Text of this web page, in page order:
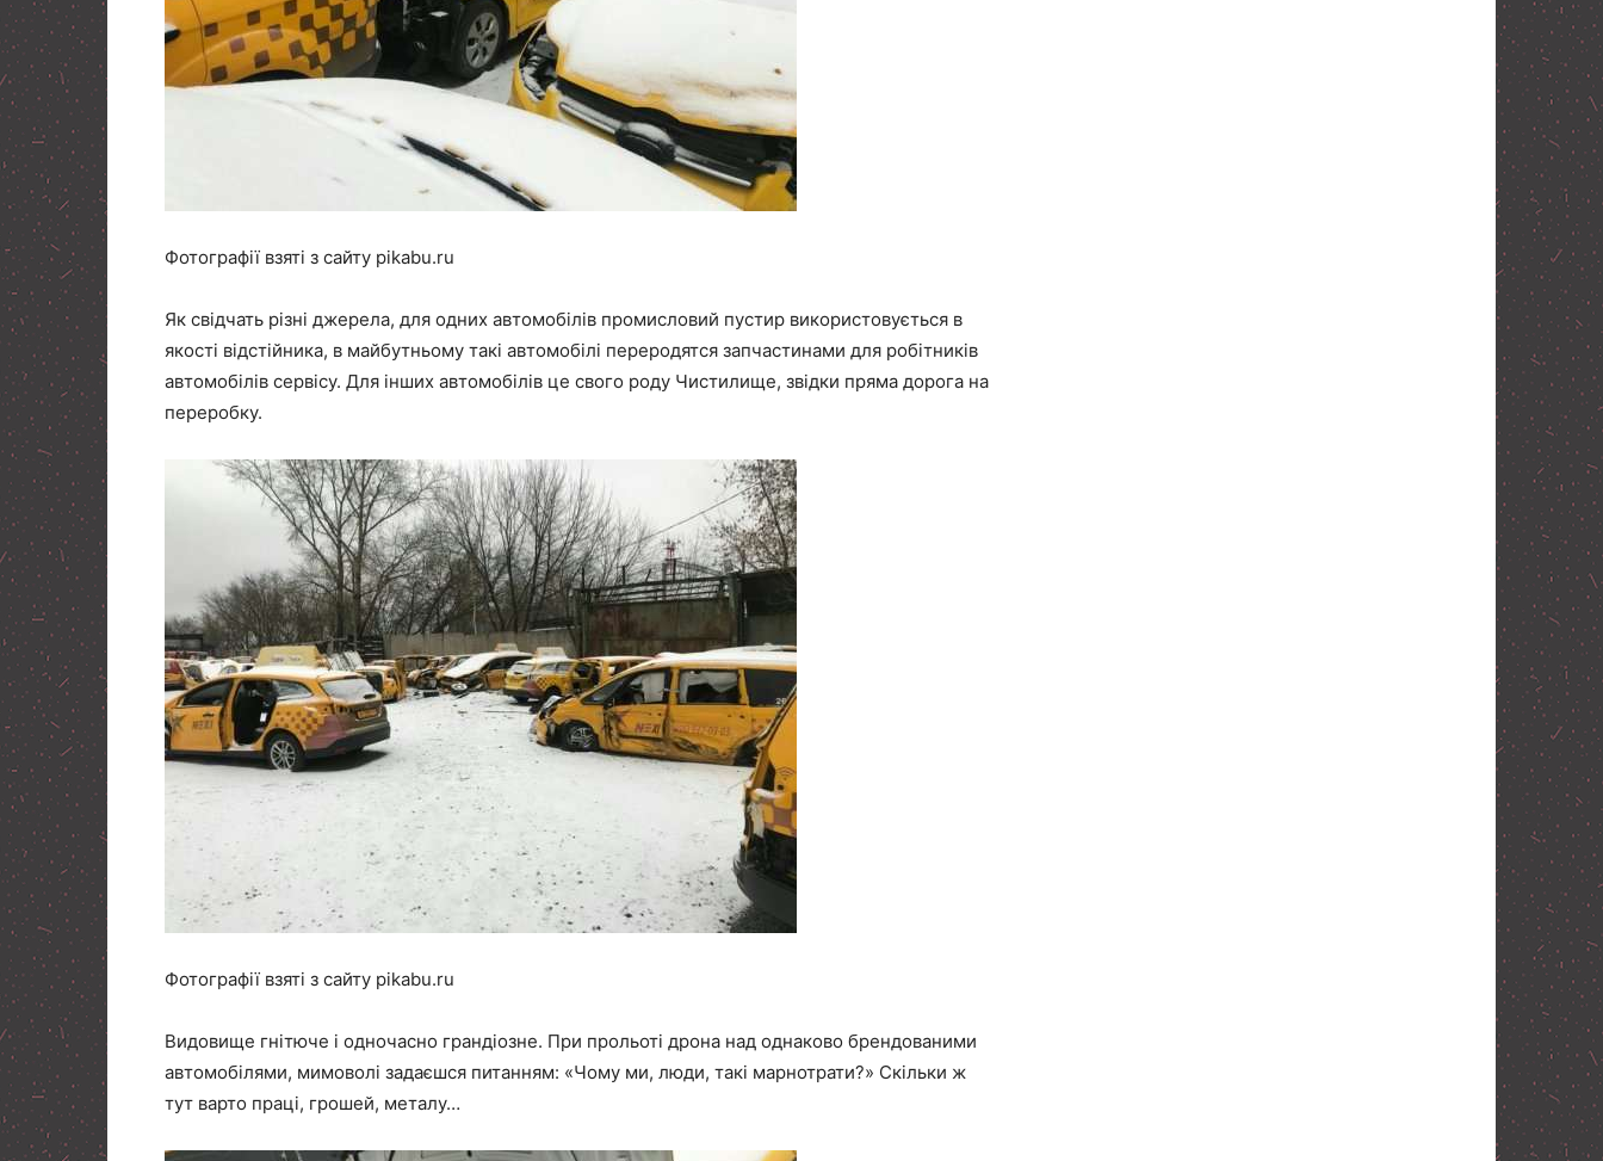
Фотографії взяті з сайту pikabu.ru
Як свідчать різні джерела, для одних автомобілів промисловий пустир використовується в
якості відстійника, в майбутньому такі автомобілі переродятся запчастинами для робітників
автомобілів сервісу. Для інших автомобілів це свого роду Чистилище, звідки пряма дорога на
переробку.
Фотографії взяті з сайту pikabu.ru
Видовище гнітюче і одночасно грандіозне. При прольоті дрона над однаково брендованими
автомобілями, мимоволі задаєшся питанням: «Чому ми, люди, такі марнотрати?» Скільки ж
тут варто праці, грошей, металу…